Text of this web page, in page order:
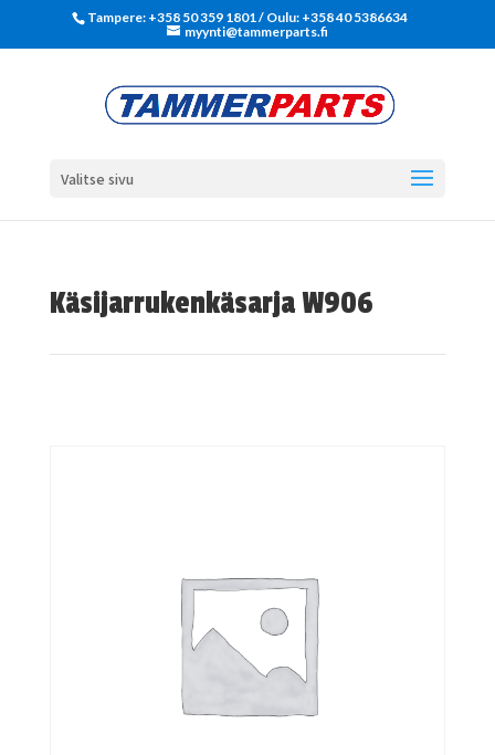
Tampere: +358 50 359 1801‬ / Oulu: +358 40 5386634
myynti@tammerparts.fi
Valitse sivu
Käsijarrukenkäsarja W906